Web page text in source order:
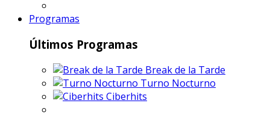
Programas
Últimos Programas
Break de la Tarde
Turno Nocturno
Ciberhits